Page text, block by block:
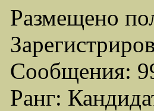
Размещено
Сообщения:
Ранг: